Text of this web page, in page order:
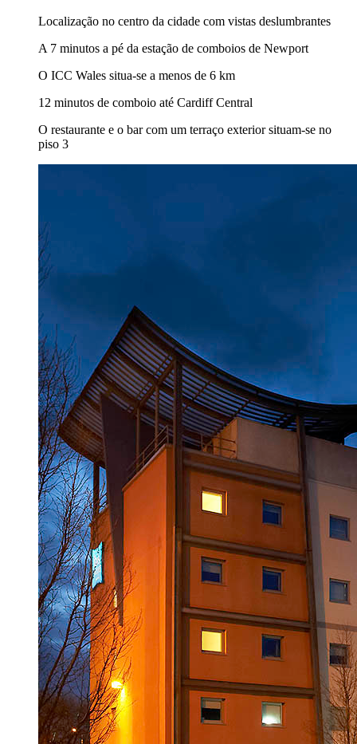
Localização no centro da cidade com vistas deslumbrantes
A 7 minutos a pé da estação de comboios de Newport
O ICC Wales situa-se a menos de 6 km
12 minutos de comboio até Cardiff Central
O restaurante e o bar com um terraço exterior situam-se no
piso 3